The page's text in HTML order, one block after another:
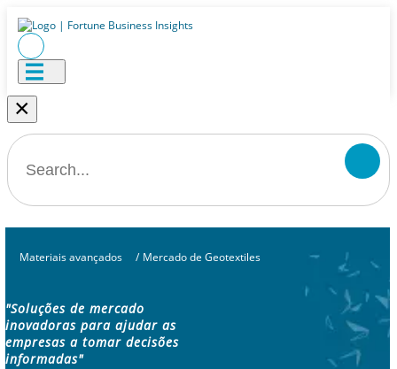
×
Materiais avançados / Mercado de Geotextiles
"Soluções de mercado
inovadoras para ajudar as
empresas a tomar decisões
informadas"